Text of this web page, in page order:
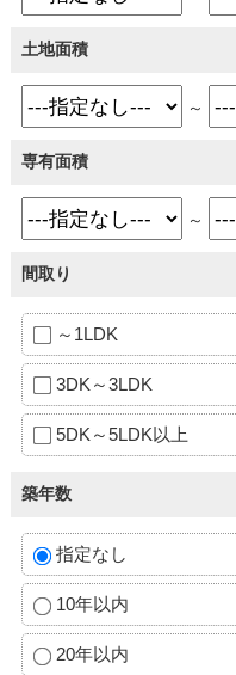
土地面積
～
専有面積
～
間取り
～1LDK
3DK～3LDK
5DK～5LDK以上
築年数
指定なし
10年以内
20年以内